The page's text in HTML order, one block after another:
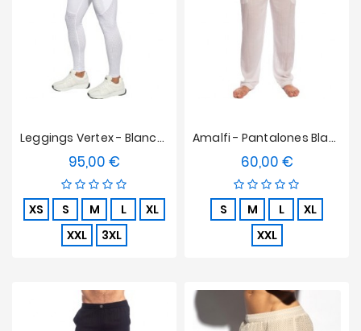
Leggings Vertex - Blancas
95,00 €
XS S M L
XL
XXL
3XL
Amalfi - Pantalones Blancos
60,00 €Precio
S M L
XL
XXL